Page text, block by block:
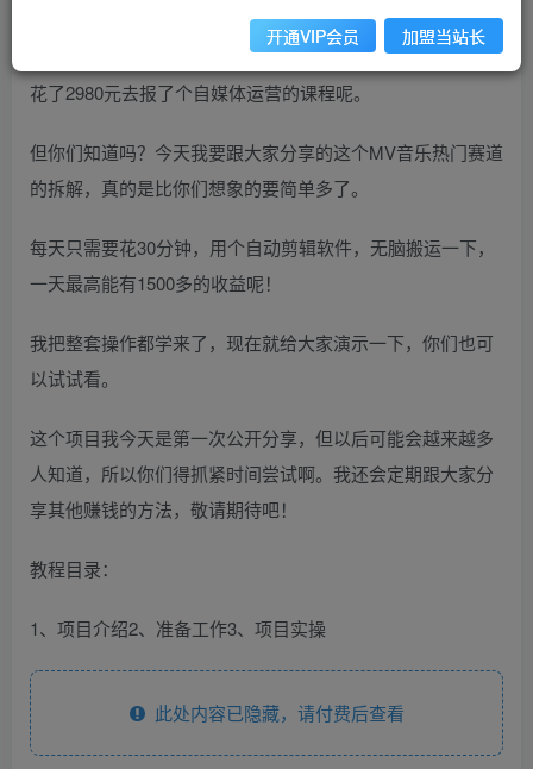
说到短视频自媒体啊，我真的挺喜欢的。前两天，我还特地
花了2980元去报了个自媒体运营的课程呢。
但你们知道吗？今天我要跟大家分享的这个MV音乐热门赛道
的拆解，真的是比你们想象的要简单多了。
每天只需要花30分钟，用个自动剪辑软件，无脑搬运一下，
一天最高能有1500多的收益呢！
我把整套操作都学来了，现在就给大家演示一下，你们也可
以试试看。
这个项目我今天是第一次公开分享，但以后可能会越来越多
人知道，所以你们得抓紧时间尝试啊。我还会定期跟大家分
享其他赚钱的方法，敬请期待吧！
教程目录：
1、项目介绍2、准备工作3、项目实操
此处内容已隐藏，请付费后查看
开通VIP会员 加盟当站长